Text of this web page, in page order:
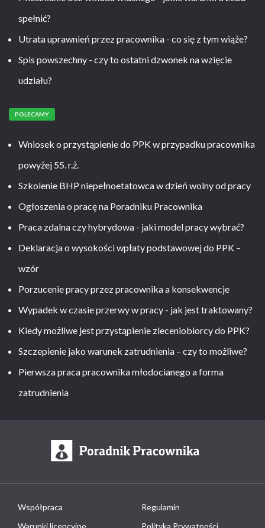
spełnić?
Utrata uprawnień przez pracownika - co się z tym wiąże?
Spis powszechny - czy to ostatni dzwonek na wzięcie
udziału?
POLECAMY
Wniosek o przystąpienie do PPK w przypadku pracownika
powyżej 55. r.ż.
Szkolenie BHP niepełnoetatowca w dzień wolny od pracy
Ogłoszenia o pracę na Poradniku Pracownika
Praca zdalna czy hybrydowa - jaki model pracy wybrać?
Deklaracja o wysokości wpłaty podstawowej do PPK –
wzór
Porzucenie pracy przez pracownika a konsekwencje
Wypadek w czasie przerwy w pracy - jak jest traktowany?
Kiedy możliwe jest przystąpienie zleceniobiorcy do PPK?
Szczepienie jako warunek zatrudnienia – czy to możliwe?
Pierwsza praca pracownika młodocianego a forma
zatrudnienia
Współpraca
Regulamin
Warunki licencyjne
Polityka Prywatności